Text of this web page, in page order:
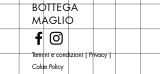
di copertina, escluse le ultime
novità Maglio Editore (vedi etichetta
Novità).
Una volta nel carrello puoi decidere
se acquistare sul sito con
spedizione con corriere o se
BOTTEGA
MAGLIO
Termini e condizioni|Privacy|
Cokie Policy